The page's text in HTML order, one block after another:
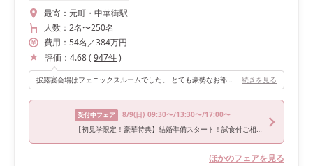
最寄： 元町・中華街駅
人数： 2名〜250名
費用： 54名 ／384万円
評価： 4.68( 947件)
披露宴会場はフェニックスルームでした。 とても豪勢なお部屋です！歴史的建造物なので、他の式場とは一味ちがうクラシカルな結婚式ができます。 続きを見る
受付中フェア 8/9(日) 09:30〜/13:30〜/17:00〜
【初見学限定！豪華特典】結婚準備スタート！試食付ご相談会
ほかのフェアを見る